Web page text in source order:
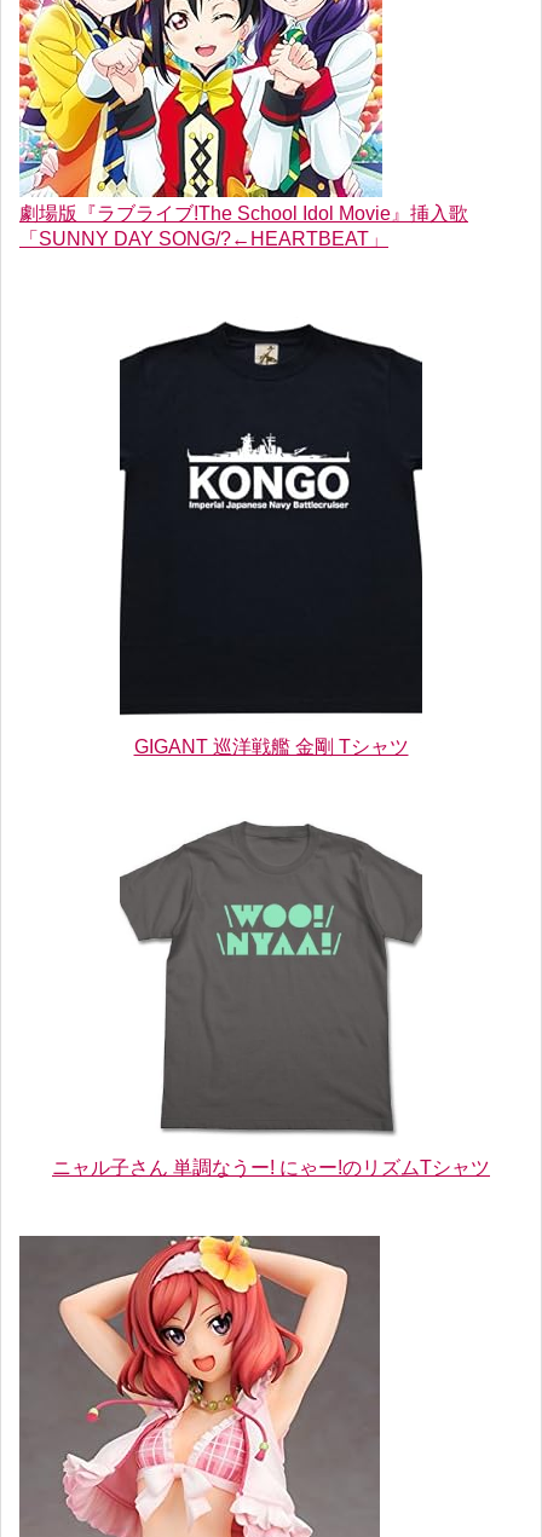
劇場版『ラブライブ!The School Idol Movie』挿入歌
「SUNNY DAY SONG/?←HEARTBEAT」
GIGANT 巡洋戦艦 金剛 Tシャツ
ニャル子さん 単調なうー! にゃー!のリズムTシャツ